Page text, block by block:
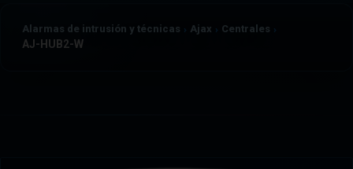
Alarmas de intrusión y técnicas Ajax Centrales
AJ-HUB2-W